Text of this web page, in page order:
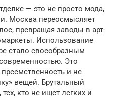
— это не просто мода,
Москва переосмысляет
превращая заводы в арт-
Использование
стало своеобразным
Это
и не
вещей. Брутальный
кто не ищет легких и